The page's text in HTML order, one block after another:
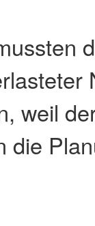
weil
die